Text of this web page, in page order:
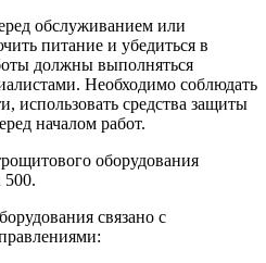
обслуживанием или
питание и убедиться в
должны выполняться
Необходимо соблюдать
использовать средства защиты
началом работ.
оборудования
связано с